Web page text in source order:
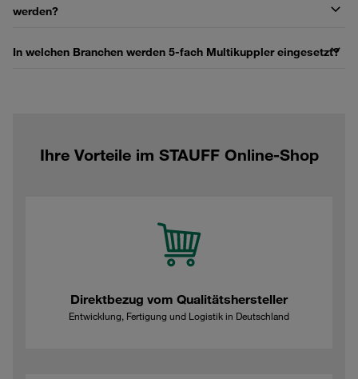
werden?
In welchen Branchen werden 5‑fach Multikuppler eingesetzt?
Ihre Vorteile im STAUFF Online-Shop
Direktbezug vom Qualitätshersteller
Entwicklung, Fertigung und Logistik in Deutschland